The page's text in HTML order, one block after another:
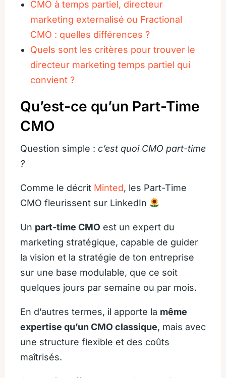
CMO à temps partiel, directeur
marketing externalisé ou Fractional
CMO : quelles différences ?
Quels sont les critères pour trouver le
directeur marketing temps partiel qui
convient ?
Qu’est-ce qu’un Part-Time
CMO
Question simple : c’est quoi CMO part-time
?
Comme le décrit Minted, les Part-Time
CMO fleurissent sur LinkedIn
Un part-time CMO est un expert du
marketing stratégique, capable de guider
la vision et la stratégie de ton entreprise
sur une base modulable, que ce soit
quelques jours par semaine ou par mois.
En d’autres termes, il apporte la même
expertise qu’un CMO classique, mais avec
une structure flexible et des coûts
maîtrisés.